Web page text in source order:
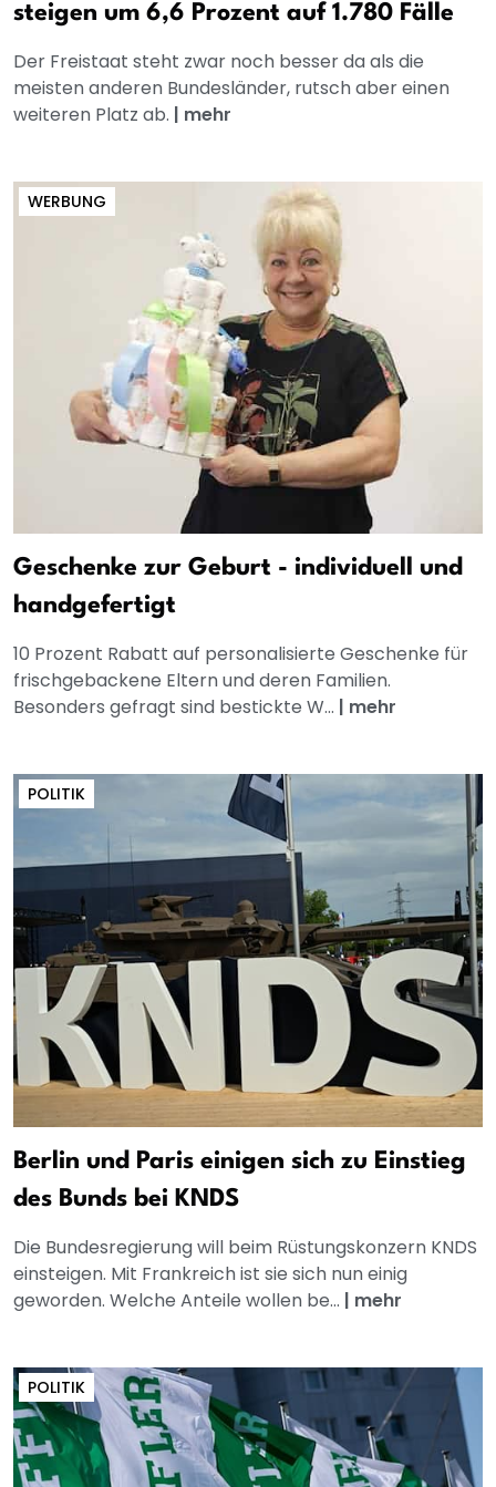
steigen um 6,6 Prozent auf 1.780 Fälle
Der Freistaat steht zwar noch besser da als die
meisten anderen Bundesländer, rutsch aber einen
weiteren Platz ab. | mehr
WERBUNG
Geschenke zur Geburt - individuell und
handgefertigt
10 Prozent Rabatt auf personalisierte Geschenke für
frischgebackene Eltern und deren Familien.
Besonders gefragt sind bestickte W... | mehr
POLITIK
Berlin und Paris einigen sich zu Einstieg
des Bunds bei KNDS
Die Bundesregierung will beim Rüstungskonzern KNDS
einsteigen. Mit Frankreich ist sie sich nun einig
geworden. Welche Anteile wollen be... | mehr
POLITIK